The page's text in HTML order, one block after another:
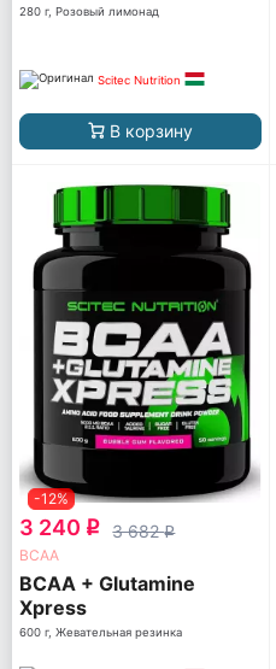
280 г, Розовый лимонад
Scitec Nutrition
В корзину
-12%
3 240 q 3 682q
ВСАА
BCAA + Glutamine
Xpress
600 г, Жевательная резинка